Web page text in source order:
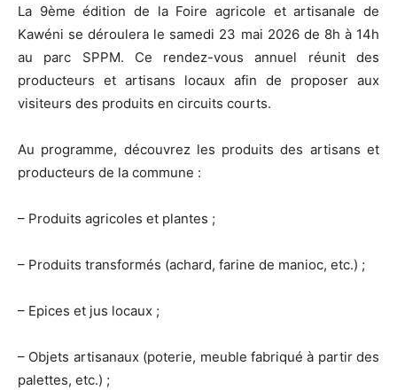
La 9ème édition de la Foire agricole et artisanale de
Kawéni se déroulera le samedi 23 mai 2026 de 8h à 14h
au parc SPPM. Ce rendez-vous annuel réunit des
producteurs et artisans locaux afin de proposer aux
visiteurs des produits en circuits courts.
Au programme, découvrez les produits des artisans et
producteurs de la commune :
– Produits agricoles et plantes ;
– Produits transformés (achard, farine de manioc, etc.) ;
– Epices et jus locaux ;
– Objets artisanaux (poterie, meuble fabriqué à partir des
palettes, etc.) ;